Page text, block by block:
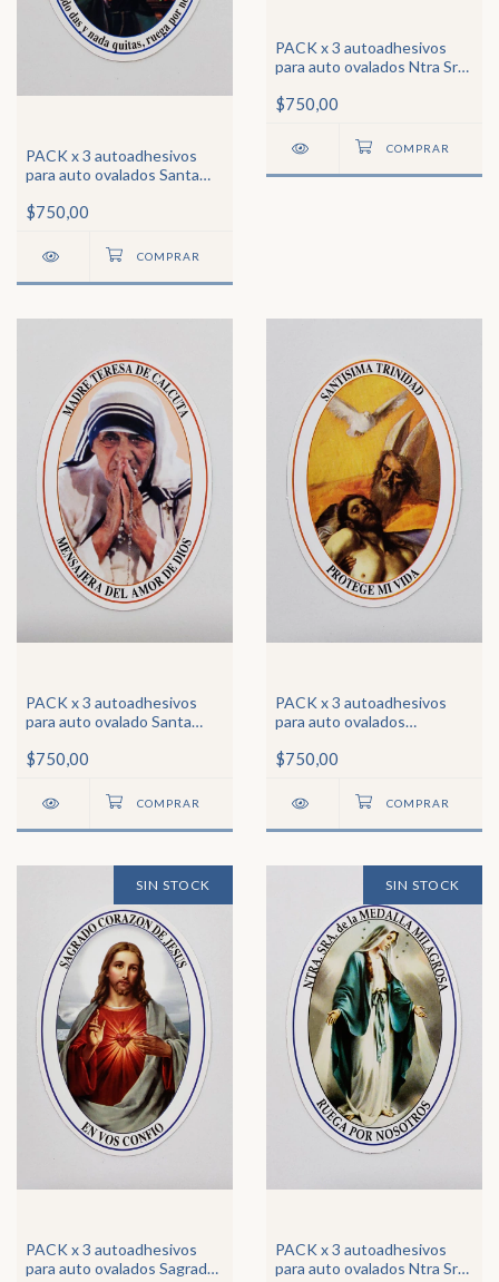
PACK x 3 autoadhesivos
para auto ovalados Santa
$750,00
PACK x 3 autoadhesivos
para auto ovalados Ntra Sra
$750,00
PACK x 3 autoadhesivos
para auto ovalado Santa
$750,00
PACK x 3 autoadhesivos
para auto ovalados
$750,00
SIN STOCK
PACK x 3 autoadhesivos
para auto ovalados Sagrado
SIN STOCK
PACK x 3 autoadhesivos
para auto ovalados Ntra Sra